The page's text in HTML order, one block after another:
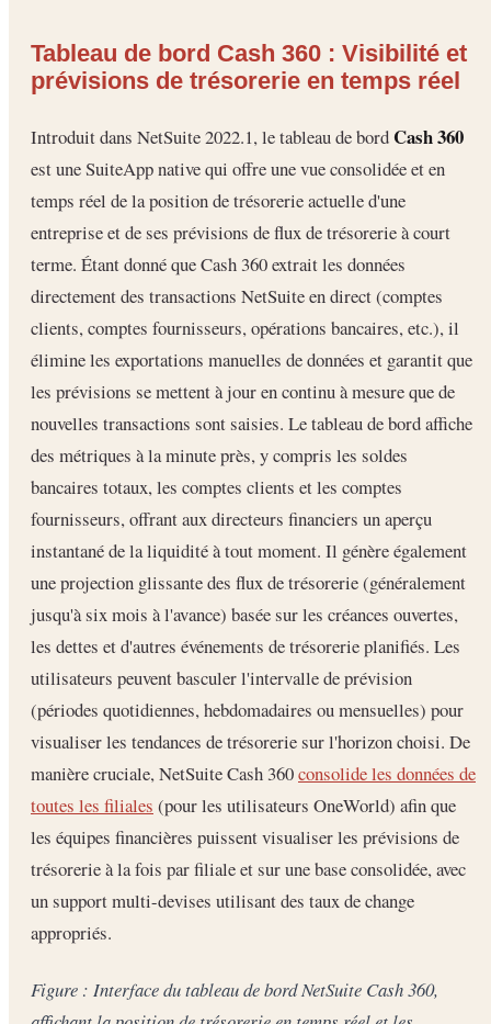
Tableau de bord Cash 360 : Visibilité et
prévisions de trésorerie en temps réel
Introduit dans NetSuite 2022.1, le tableau de bordCash 360
est une SuiteApp native qui offre une vue consolidée et en
temps réel de la position de trésorerie actuelle d'une
entreprise et de ses prévisions de flux de trésorerie à court
terme. Étant donné que Cash 360 extrait les données
directement des transactions NetSuite en direct (comptes
clients, comptes fournisseurs, opérations bancaires, etc.), il
élimine les exportations manuelles de données et garantit que
les prévisions se mettent à jour en continu à mesure que de
nouvelles transactions sont saisies. Le tableau de bord affiche
des métriques à la minute près, y compris les soldes
bancaires totaux, les comptes clients et les comptes
fournisseurs, offrant aux directeurs financiers un aperçu
instantané de la liquidité à tout moment. Il génère également
une projection glissante des flux de trésorerie (généralement
jusqu'à six mois à l'avance) basée sur les créances ouvertes,
les dettes et d'autres événements de trésorerie planifiés. Les
utilisateurs peuvent basculer l'intervalle de prévision
(périodes quotidiennes, hebdomadaires ou mensuelles) pour
visualiser les tendances de trésorerie sur l'horizon choisi. De
manière cruciale, NetSuite Cash 360consolide les données de
toutes les filiales (pour les utilisateurs OneWorld) afin que
les équipes financières puissent visualiser les prévisions de
trésorerie à la fois par filiale et sur une base consolidée, avec
un support multi-devises utilisant des taux de change
appropriés.
Figure : Interface du tableau de bord NetSuite Cash 360,